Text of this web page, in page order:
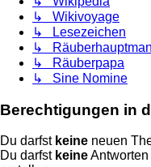
↳ Wikivoyage
↳ Lesezeichen
↳
↳ Räuberpapa
↳ Sine Nomine
Berechtigungen in
Du darfst keine neuen
Du darfst keine